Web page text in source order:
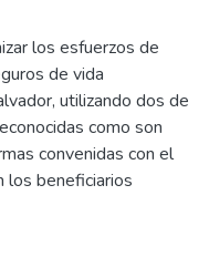
los esfuerzos de
de vida
utilizando dos de
como son
convenidas con el
los beneficiarios